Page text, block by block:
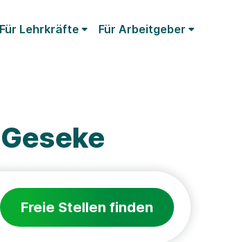
Für Lehrkräfte Für Arbeitgeber
Freie Stellen finden